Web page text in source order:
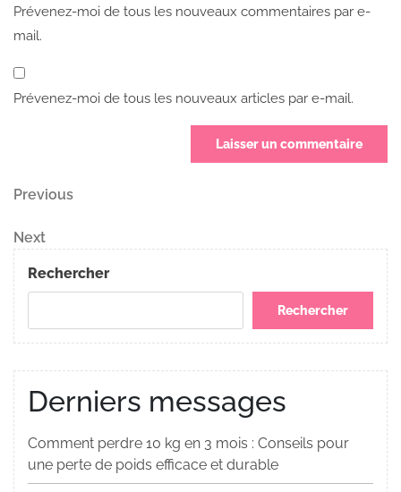
Prévenez-moi de tous les nouveaux commentaires par e-
mail.
Prévenez-moi de tous les nouveaux articles par e-mail.
Navigation
de
l’article
Previous
Previous
Next
Post
Next
Rechercher
Rechercher
Derniers messages
Comment perdre 10 kg en 3 mois : Conseils pour
une perte de poids efficace et durable